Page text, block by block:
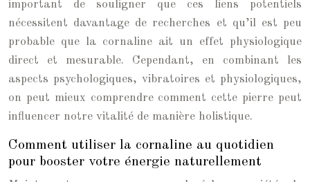
important de souligner que ces liens potentiels
nécessitent davantage de recherches et qu’il est peu
probable que la cornaline ait un effet physiologique
direct et mesurable. Cependant, en combinant les
aspects psychologiques, vibratoires et physiologiques,
on peut mieux comprendre comment cette pierre peut
influencer notre vitalité de manière holistique.
Comment utiliser la cornaline au quotidien
pour booster votre énergie naturellement